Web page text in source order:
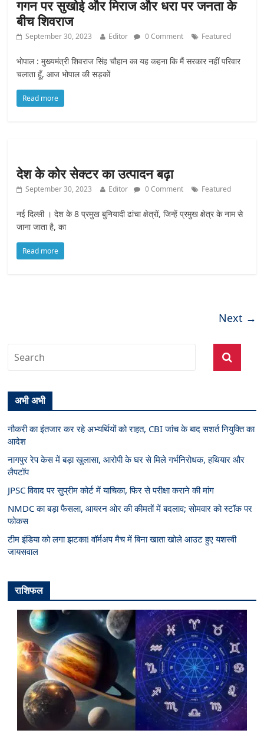
गगन पर सुखोई और मिराज और धरा पर जनता के
बीच शिवराज
September 30, 2023 Editor 0 Comment Featured
भोपाल : मुख्यमंत्री शिवराज सिंह चौहान का यह कहना कि मैं सरकार नहीं परिवार
चलाता हूँ, आज भोपाल की सड़कों
Read more
देश के कोर सेक्टर का उत्पादन बढ़ा
September 30, 2023 Editor 0 Comment Featured
नई ‎‎दिल्ली । देश के 8 प्रमुख बुनियादी ढांचा क्षेत्रों, जिन्हें प्रमुख क्षेत्र के नाम से
जाना जाता है, का
Read more
Next →
अभी अभी
नौकरी का इंतजार कर रहे अभ्यर्थियों को राहत, CBI जांच के बाद सशर्त नियुक्ति का
आदेश
नागपुर रेप केस में बड़ा खुलासा, आरोपी के घर से मिले गर्भनिरोधक, हथियार और
लैपटॉप
JPSC विवाद पर सुप्रीम कोर्ट में याचिका, फिर से परीक्षा कराने की मांग
NMDC का बड़ा फैसला, आयरन ओर की कीमतों में बदलाव; सोमवार को स्टॉक पर
फोकस
टीम इंडिया को लगा झटका! वॉर्मअप मैच में बिना खाता खोले आउट हुए यशस्वी
जायसवाल
राशिफल